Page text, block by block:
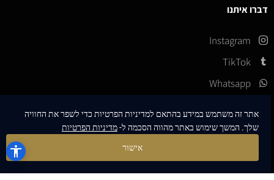
דברו איתנו
Instagram
TikTok
Whatsapp
אתר זה משתמש במידע בהתאם למדיניות הפרטיות כדי לשפר את החוויה
שלך. המשך שימוש באתר מהווה הסכמה ל-מדיניות הפרטיות
אישור